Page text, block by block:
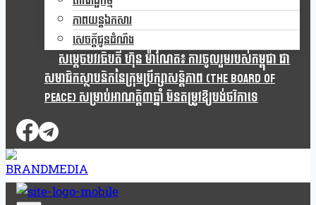
ភាពយន្តឯកសារ
សេចក្តីជូនដំណឹង
សម្តេចបវរធិបតី ហ៊ុន ម៉ាណែត៖ ការចូលរួមរបស់កម្ពុជា ជា
សមាជិកស្ថាបនិកនៃក្រុមប្រឹក្សាសន្តិភាព (The Board Of
Peace) សម្រាប់អាណត្តិ៣ឆ្នាំ មិនតម្រូវឱ្យបង់ថវិកាទេ